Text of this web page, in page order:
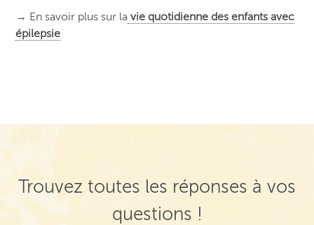
→ En savoir plus sur la vie quotidienne des enfants avec
épilepsie
Trouvez toutes les réponses à vos
questions !